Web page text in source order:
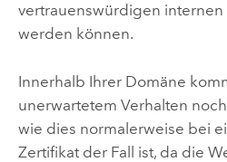
vertrauenswürdigen
werden können.
Innerhalb Ihrer Domäne
unerwartetem Verhalten
wie dies normalerweise bei
Zertifikat der Fall ist, da die